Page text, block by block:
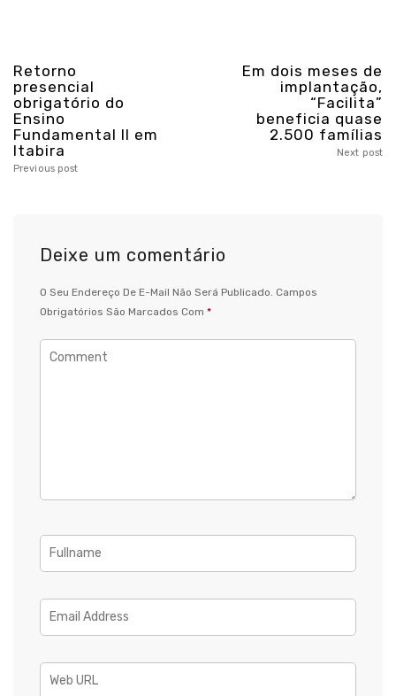
Retorno
presencial
obrigatório do
Ensino
Fundamental II em
Itabira
Previous post
Em dois meses de
implantação,
“Facilita”
beneficia quase
2.500 famílias
Next post
Deixe um comentário
O Seu Endereço De E-Mail Não Será Publicado. Campos
Obrigatórios São Marcados Com *